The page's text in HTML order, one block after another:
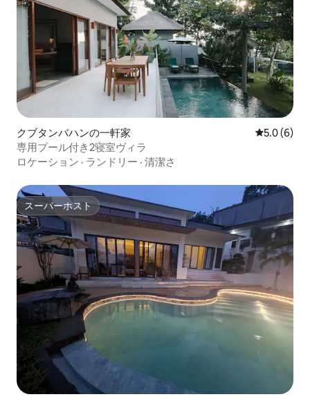
クブタンバハンの一軒家 レビュー6
5.0 (6)
専用プール付き2寝室ヴィラ
ロケーション · ランドリー · 清潔さ
スーパーホスト
スーパーホスト